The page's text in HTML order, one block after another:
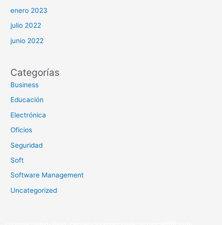
enero 2023
julio 2022
junio 2022
Categorías
Business
Educación
Electrónica
Oficios
Seguridad
Soft
Software Management
Uncategorized